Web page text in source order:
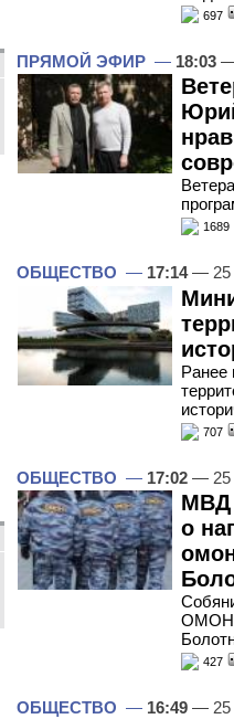
697
ПРЯМОЙ ЭФИР — 18:03
1689
ОБЩЕСТВО — 17:14— 25
Ранее
707
ОБЩЕСТВО — 17:02 — 25
МВД
о
427
ОБЩЕСТВО — 16:49 — 25